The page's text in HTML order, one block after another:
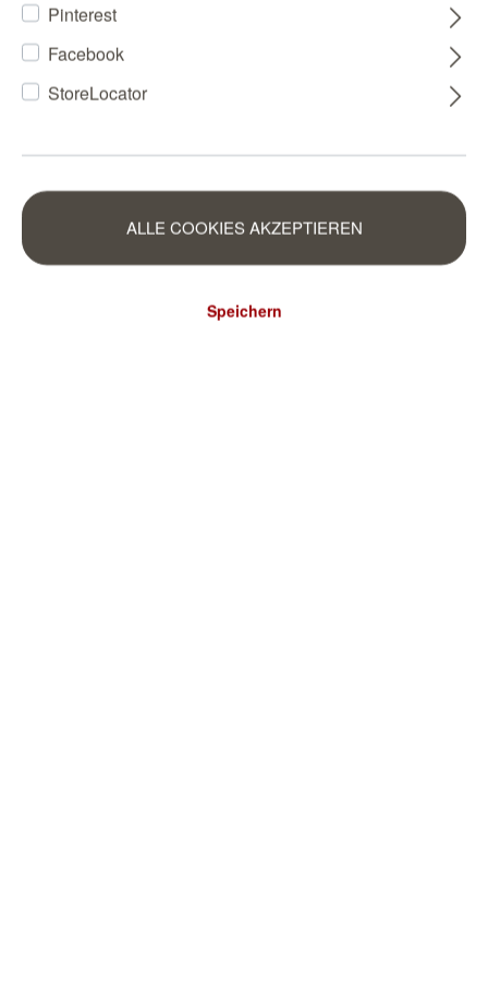
Pinterest
Facebook
StoreLocator
ALLE COOKIES AKZEPTIEREN
Speichern